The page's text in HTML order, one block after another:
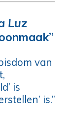
Luz
van
is
is.”